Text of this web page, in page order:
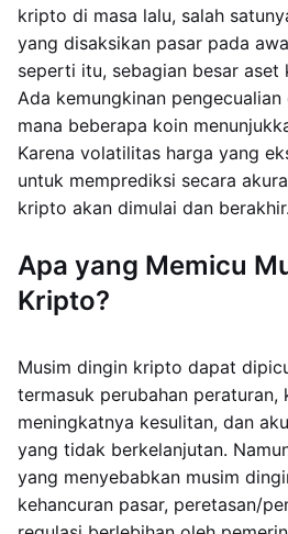
kripto di masa lalu, salah
yang disaksikan pasar pada
seperti itu, sebagian besar
Ada kemungkinan
mana beberapa koin
Karena volatilitas harga yang
untuk memprediksi secara
kripto akan dimulai dan berakhir.
Apa yang Memicu
Kripto?
Musim dingin kripto dapat
termasuk perubahan peraturan,
meningkatnya kesulitan, dan
yang tidak berkelanjutan.
yang menyebabkan musim
kehancuran pasar, peretasan/